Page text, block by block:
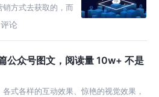
销方式去获取的，而
的，是可以反复使
评论
公众号图文，阅读量 10w+ 不是
式各样的互动效果、惊艳的视觉效果，